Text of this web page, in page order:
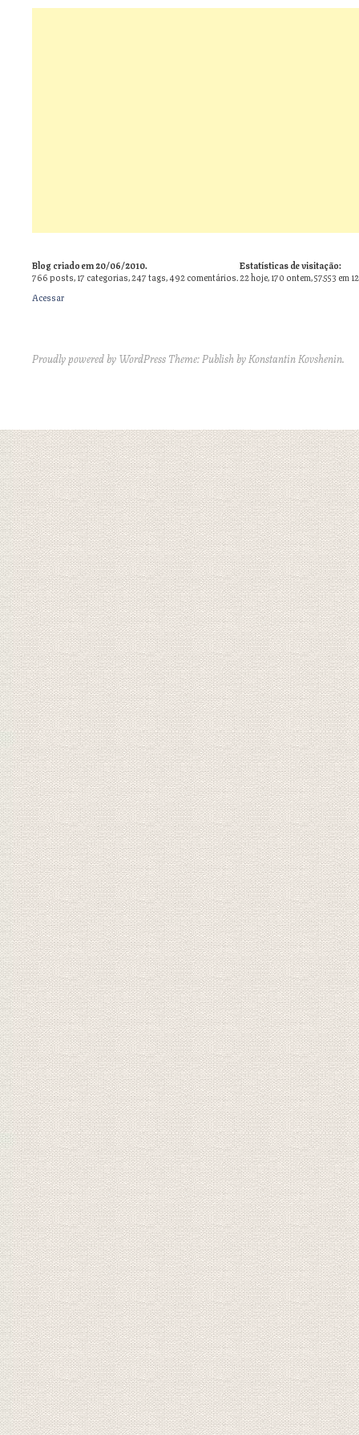
Blog criado em 20/06/2010.
766posts,17 categorias,247tags,492comentários.
Estatísticas de visitação:
22 hoje, 170 ontem, 57.553 em
Acessar
Proudly powered by WordPress Theme: Publish by Konstantin Kovshenin.